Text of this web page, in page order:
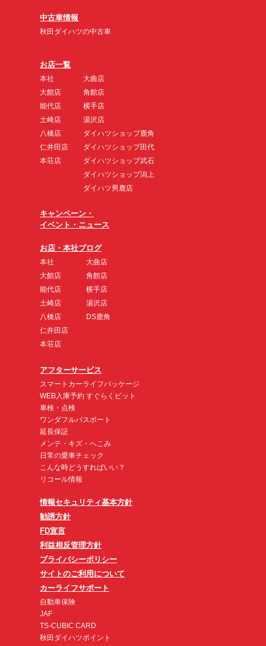
中古車情報
秋田ダイハツの中古車
お店一覧
本社
大館店
能代店
土崎店
八橋店
仁井田店
本荘店
大曲店
角館店
横手店
湯沢店
ダイハツショップ鹿角
ダイハツショップ田代
ダイハツショップ武石
ダイハツショップ潟上
ダイハツ男鹿店
キャンペーン・
イベント・ニュース
お店・本社ブログ
本社
大館店
能代店
土崎店
八橋店
仁井田店
本荘店
大曲店
角館店
横手店
湯沢店
DS鹿角
アフターサービス
スマートカーライフパッケージ
WEB入庫予約 すぐらくピット
車検・点検
ワンダフルパスポート
延長保証
メンテ・キズ・へこみ
日常の愛車チェック
こんな時どうすればいい？
リコール情報
情報セキュリティ基本方針
勧誘方針
FD宣言
利益相反管理方針
プライバシーポリシー
サイトのご利用について
カーライフサポート
自動車保険
JAF
TS-CUBIC CARD
秋田ダイハツポイント